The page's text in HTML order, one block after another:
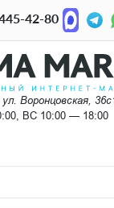
42-80
Воронцовская,
ВС 10:00 — 18:00